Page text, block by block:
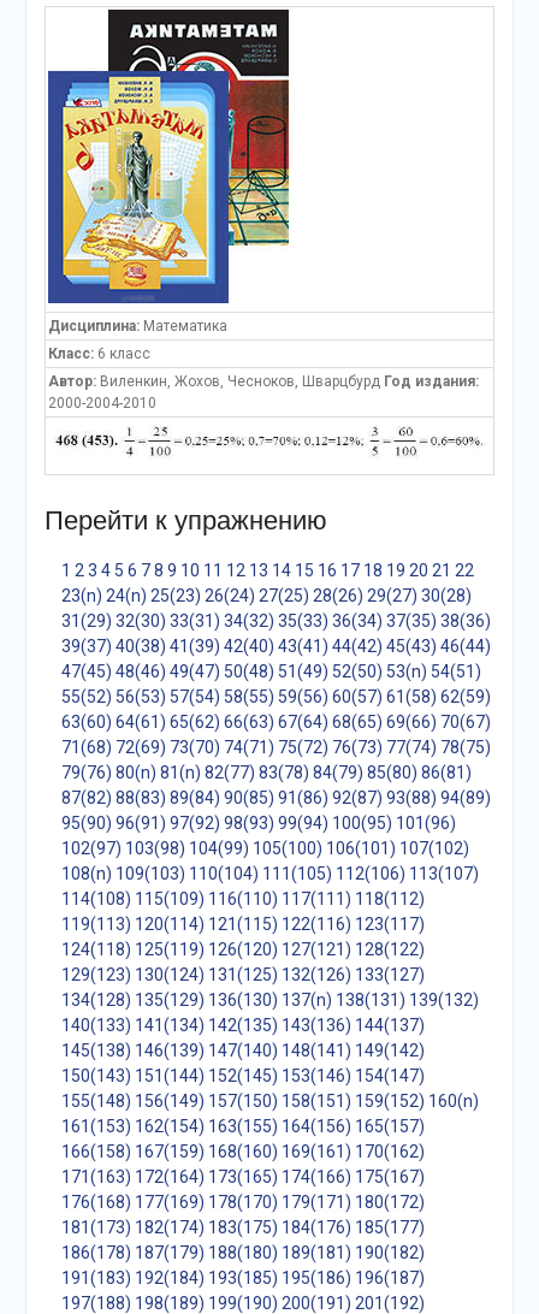
Дисциплина:Математика
Класс:6 класс
Автор:Виленкин, Жохов, Чесноков, Шварцбурд Год издания:
2000-2004-2010
Перейти к упражнению
1 2 3 4 5 6 7 8 9 10 11 12 13 14 15 16 17 18 19 20 21 22
23(n) 24(n) 25(23) 26(24) 27(25) 28(26) 29(27) 30(28)
31(29) 32(30) 33(31) 34(32) 35(33) 36(34) 37(35) 38(36)
39(37) 40(38) 41(39) 42(40) 43(41) 44(42) 45(43) 46(44)
47(45) 48(46) 49(47) 50(48) 51(49) 52(50) 53(n) 54(51)
55(52) 56(53) 57(54) 58(55) 59(56) 60(57) 61(58) 62(59)
63(60) 64(61) 65(62) 66(63) 67(64) 68(65) 69(66) 70(67)
71(68) 72(69) 73(70) 74(71) 75(72) 76(73) 77(74) 78(75)
79(76) 80(n) 81(n) 82(77) 83(78) 84(79) 85(80) 86(81)
87(82) 88(83) 89(84) 90(85) 91(86) 92(87) 93(88) 94(89)
95(90) 96(91) 97(92) 98(93) 99(94) 100(95) 101(96)
102(97) 103(98) 104(99) 105(100) 106(101) 107(102)
108(n) 109(103) 110(104) 111(105) 112(106) 113(107)
114(108) 115(109) 116(110) 117(111) 118(112)
119(113) 120(114) 121(115) 122(116) 123(117)
124(118) 125(119) 126(120) 127(121) 128(122)
129(123) 130(124) 131(125) 132(126) 133(127)
134(128) 135(129) 136(130) 137(n) 138(131) 139(132)
140(133) 141(134) 142(135) 143(136) 144(137)
145(138) 146(139) 147(140) 148(141) 149(142)
150(143) 151(144) 152(145) 153(146) 154(147)
155(148) 156(149) 157(150) 158(151) 159(152) 160(n)
161(153) 162(154) 163(155) 164(156) 165(157)
166(158) 167(159) 168(160) 169(161) 170(162)
171(163) 172(164) 173(165) 174(166) 175(167)
176(168) 177(169) 178(170) 179(171) 180(172)
181(173) 182(174) 183(175) 184(176) 185(177)
186(178) 187(179) 188(180) 189(181) 190(182)
191(183) 192(184) 193(185) 195(186) 196(187)
197(188) 198(189) 199(190) 200(191) 201(192)